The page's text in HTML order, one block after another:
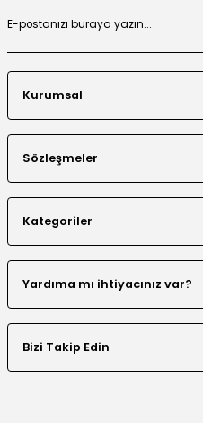
Boncuklu Dantel Aplike Detaylı
El Yapımı Nakış Boncuklu Tensel
Organze Aplikeli Tensel Abaya
Kurumsal
Sözleşmeler
Kategoriler
Yardıma mı ihtiyacınız var?
Bizi Takip Edin